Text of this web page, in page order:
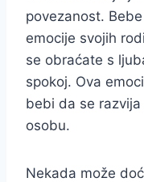
povezanost.
emocije svojih
se obraćate s
spokoj. Ova
bebi da se
osobu.
Nekada može